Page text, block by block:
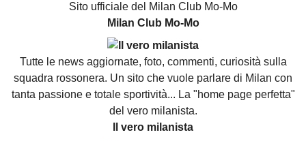
Sito ufficiale del Milan Club Mo-Mo
Milan Club Mo-Mo
Tutte le news aggiornate, foto, commenti, curiosità sulla
squadra rossonera. Un sito che vuole parlare di Milan con
tanta passione e totale sportività... La "home page perfetta"
del vero milanista.
Il vero milanista